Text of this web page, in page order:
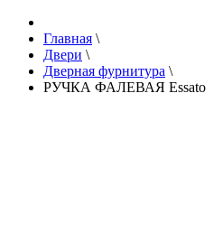
Главная \
Двери \
Дверная фурнитура \
РУЧКА ФАЛЕВАЯ Essato